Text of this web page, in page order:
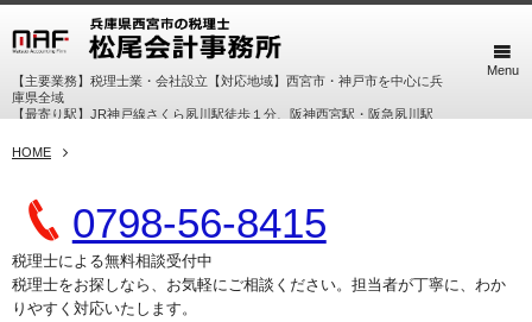
【主要業務】税理士業・会社設立【対応地域】西宮市・神戸市を中心に兵
庫県全域
【最寄り駅】JR神戸線さくら夙川駅徒歩１分、阪神西宮駅・阪急夙川駅
Menu
HOME
0798-56-8415
税理士による無料相談受付中
税理士をお探しなら、お気軽にご相談ください。担当者が丁寧に、わか
りやすく対応いたします。